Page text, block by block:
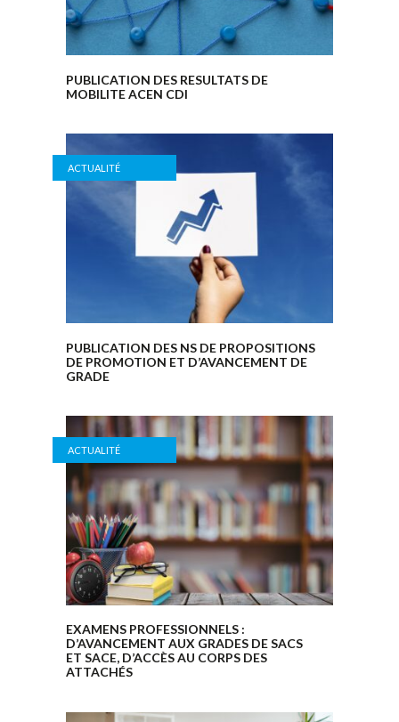
PUBLICATION DES RESULTATS DE
MOBILITE ACEN CDI
ACTUALITÉ
PUBLICATION DES NS DE PROPOSITIONS
DE PROMOTION ET D’AVANCEMENT DE
GRADE
ACTUALITÉ
EXAMENS PROFESSIONNELS :
D’AVANCEMENT AUX GRADES DE SACS
ET SACE, D’ACCÈS AU CORPS DES
ATTACHÉS